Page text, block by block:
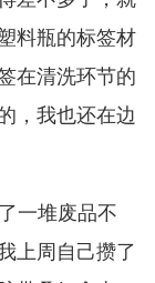
料瓶的标签材
在清洗环节的
，我也还在边
一堆废品不
上周自己攒了